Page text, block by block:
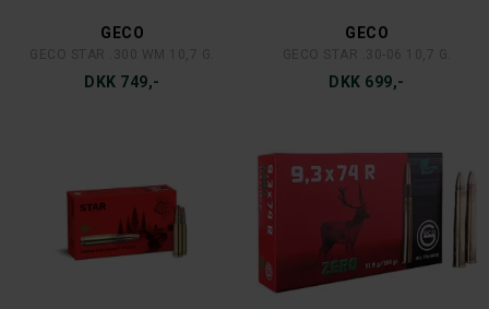
GECO
DKK 749,-
GECO
DKK 699,-